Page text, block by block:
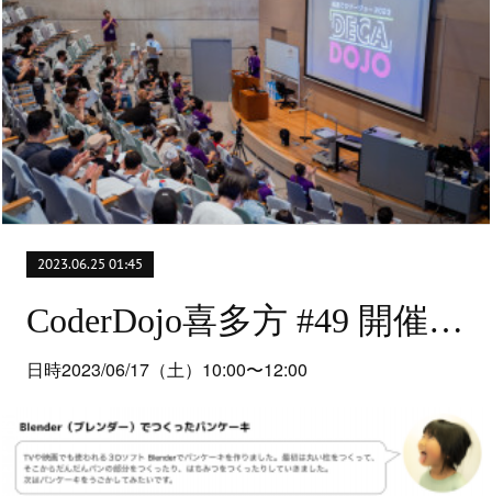
2023.06.25 01:45
CoderDojo喜多方 #49 開催レポート
日時2023/06/17（土）10:00〜12:00